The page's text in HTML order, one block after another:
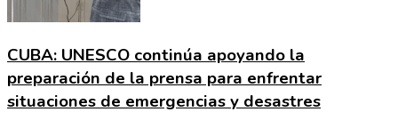
CUBA: UNESCO continúa apoyando la
preparación de la prensa para enfrentar
situaciones de emergencias y desastres